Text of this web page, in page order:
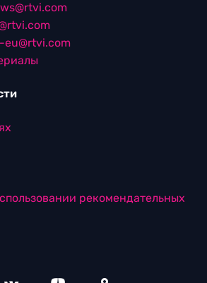
eu@rtvi.com
рекомендательных